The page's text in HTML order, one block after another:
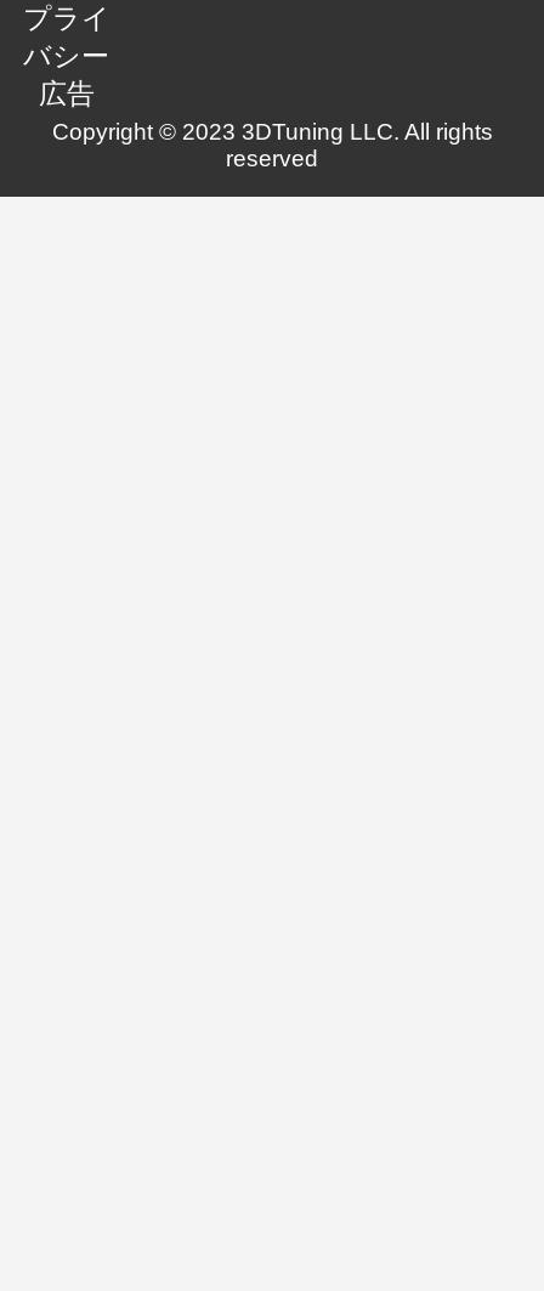
プライ
バシー
広告
Copyright © 2023 3DTuning LLC. All rights
reserved